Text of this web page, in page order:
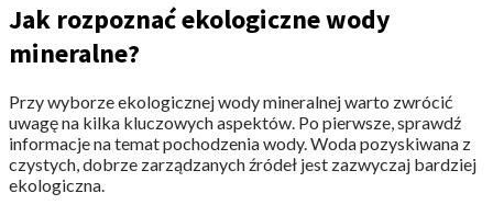
Jak rozpoznać ekologiczne wody
mineralne?
Przy wyborze ekologicznej wody mineralnej warto zwrócić
uwagę na kilka kluczowych aspektów. Po pierwsze, sprawdź
informacje na temat pochodzenia wody. Woda pozyskiwana z
czystych, dobrze zarządzanych źródeł jest zazwyczaj bardziej
ekologiczna.